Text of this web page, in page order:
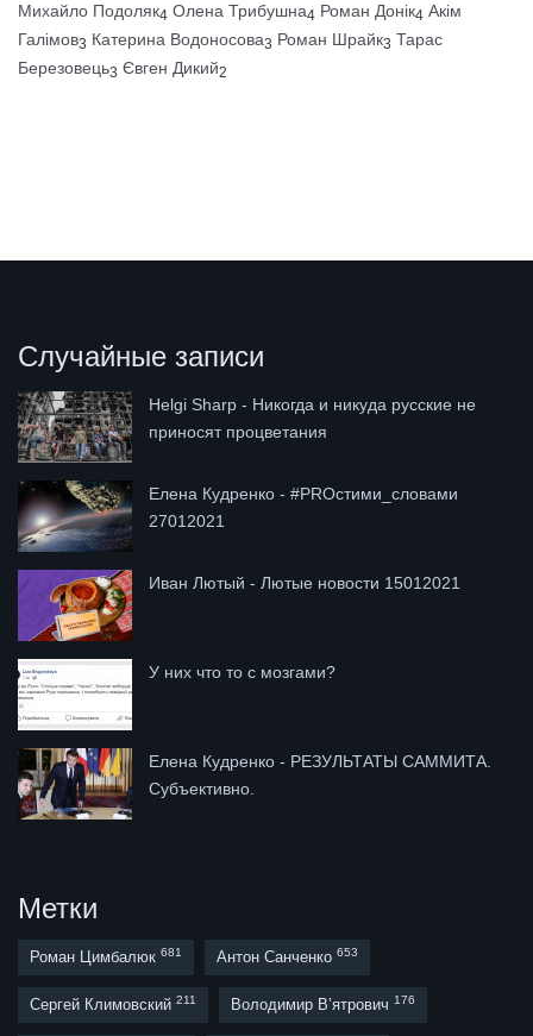
Михайло Подоляк4 Олена Трибушна4 Роман Донік4 Акім
Галімов3 Катерина Водоносова3 Роман Шрайк3 Тарас
Березовець3 Євген Дикий2
Случайные записи
Helgi Sharp - Никогда и никуда русские не
приносят процветания
Елена Кудренко - #PROстими_словами
27012021
Иван Лютый - Лютые новости 15012021
У них что то с мозгами?
Елена Кудренко - РЕЗУЛЬТАТЫ САММИТА.
Субъективно.
Метки
Роман Цимбалюк 681 Антон Санченко 653
Сергей Климовский 211 Володимир В’ятрович 176